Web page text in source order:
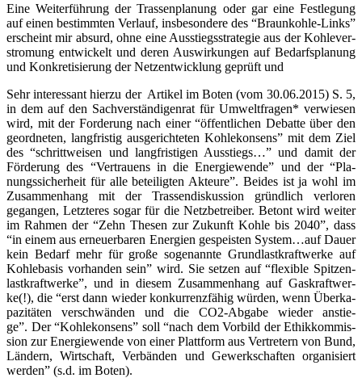
Eine Wei­ter­füh­rung der Tras­sen­pla­nung oder gar eine Fest­le­gung
auf einen bestimm­ten Ver­lauf, ins­be­son­de­re des “Braun­koh­le-Links”
erscheint mir absurd, ohne eine Aus­stiegs­stra­te­gie aus der Koh­le­ver­
stro­mung ent­wi­ckelt und deren Aus­wir­kun­gen auf Bedarfs­pla­nung
und Kon­kre­ti­sie­rung der Netz­ent­wick­lung geprüft und
Sehr inter­es­sant hier­zu der Arti­kel im Boten (vom 30.06.2015) S. 5,
in dem auf den Sach­ver­stän­di­gen­rat für Umwelt­fra­gen* ver­wie­sen
wird, mit der For­de­rung nach einer “öffent­li­chen Debat­te über den
geord­ne­ten, lang­fris­tig aus­ge­rich­te­ten Koh­le­kon­sens” mit dem Ziel
des “schritt­wei­sen und lang­fris­ti­gen Aus­stiegs…” und damit der
För­de­rung des “Ver­trau­ens in die Ener­gie­wen­de” und der “Pla­
nungs­si­cher­heit für alle betei­lig­ten Akteu­re”. Bei­des ist ja wohl im
Zusam­men­hang mit der Tras­sen­dis­kus­si­on gründ­lich ver­lo­ren
gegan­gen, Letz­te­res sogar für die Netz­be­trei­ber. Betont wird wei­ter
im Rah­men der “Zehn The­sen zur Zukunft Koh­le bis 2040”, dass
“in einem aus erneu­er­ba­ren Ener­gien gespeis­ten System…auf Dau­er
kein Bedarf mehr für gro­ße soge­nann­te Grund­last­kraft­wer­ke auf
Koh­le­ba­sis vor­han­den sein” wird. Sie set­zen auf “fle­xi­ble Spit­zen­
last­kraft­wer­ke”, und in die­sem Zusam­men­hang auf Gas­kraft­wer­
ke(!), die “erst dann wie­der kon­kur­renz­fä­hig wür­den, wenn Über­ka­
pa­zi­tä­ten ver­schwän­den und die CO2-Abga­be wie­der anstie­
ge”. Der “Koh­le­kon­sens” soll “nach dem Vor­bild der Ethik­kom­mis­
si­on zur Ener­gie­wen­de von einer Platt­form aus Ver­tre­tern von Bund,
Län­dern, Wirt­schaft, Ver­bän­den und Gewerk­schaf­ten orga­ni­siert
wer­den” (s.d. im Boten).